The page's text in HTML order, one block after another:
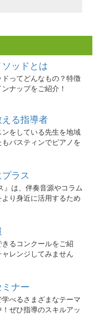
ッドとは
ってどんなもの？特徴
ナップをご紹介！
る指導者
をしている先生を地域
バスティンでピアノを
ラス
』は、伴奏音源やコラム
り身近に活用するため
るコンクールをご紹
レンジしてみません
ナー
べるさまざまなテーマ
ぜひ指導のスキルアッ